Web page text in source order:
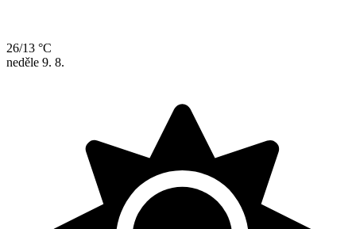
26/13 °C
neděle 9. 8.